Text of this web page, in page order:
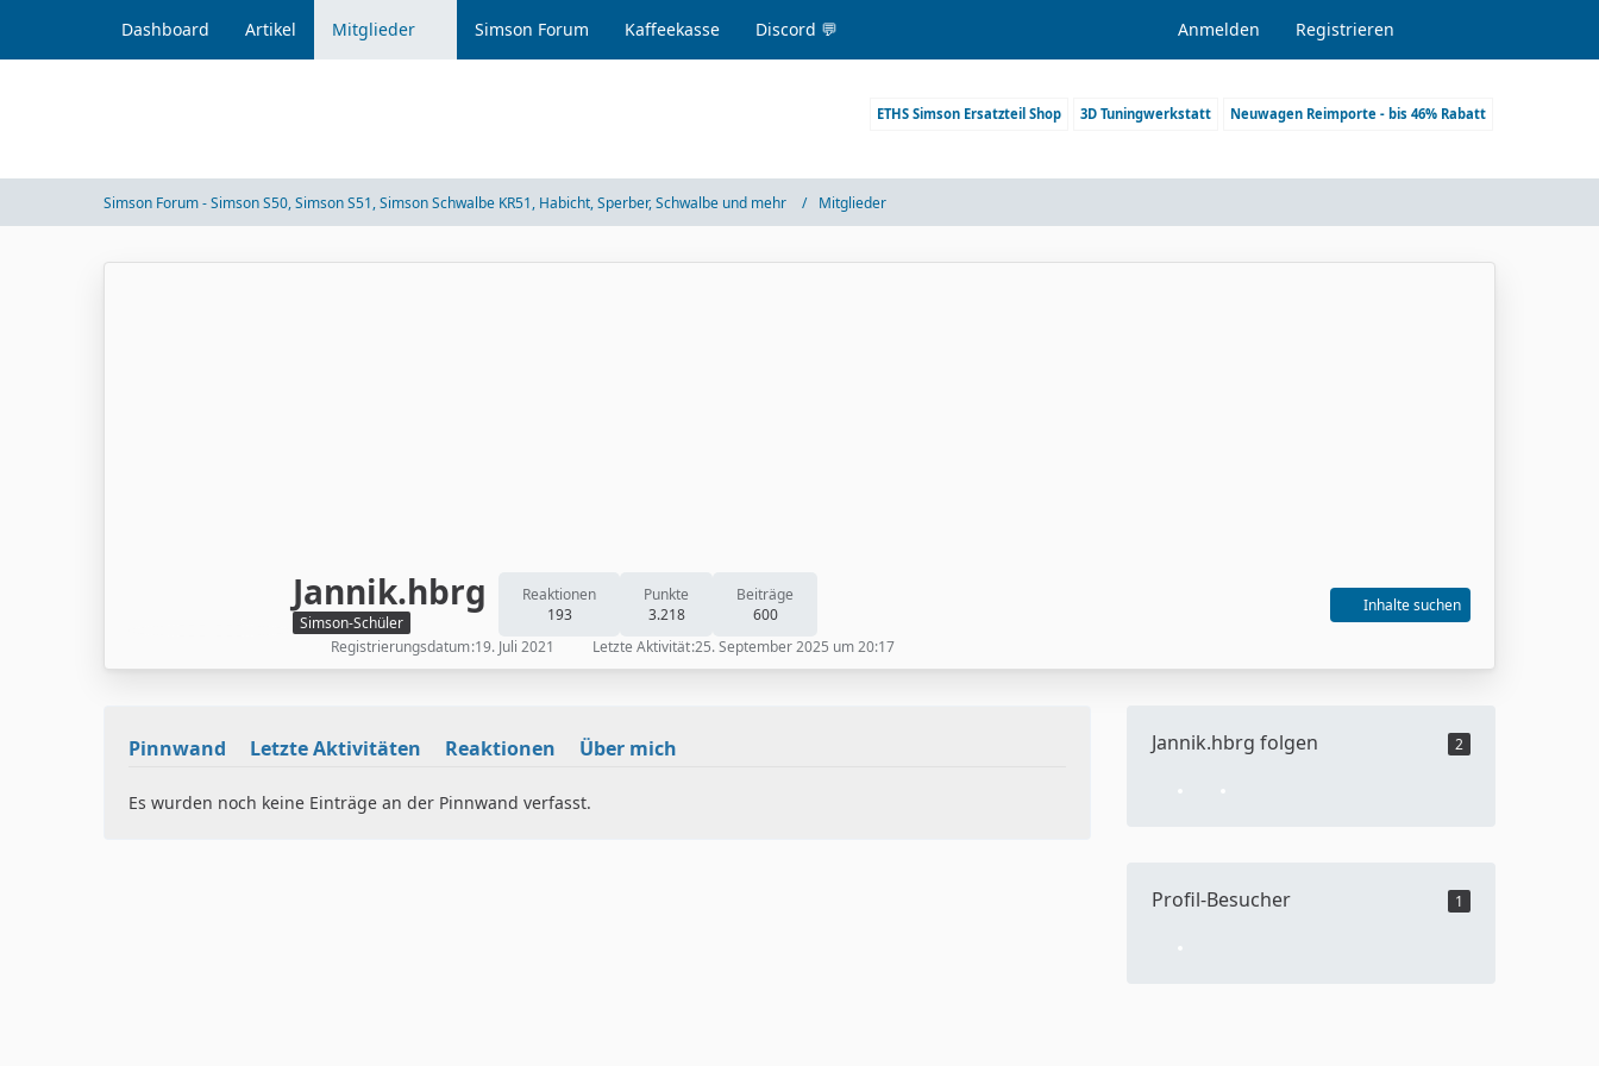
Dashboard Artikel Mitglieder Simson Forum Kaffeekasse Discord 💬 Anmelden Registrieren
ETHS Simson Ersatzteil Shop 3D Tuningwerkstatt Neuwagen Reimporte - bis 46% Rabatt
Simson Forum - Simson S50, Simson S51, Simson Schwalbe KR51, Habicht, Sperber, Schwalbe und mehr Mitglieder
Jannik.hbrg
Simson-Schüler
Reaktionen
193
Punkte
3.218
Beiträge
600
Inhalte suchen
Registrierungsdatum 19. Juli 2021 Letzte Aktivität 25. September 2025 um 20:17
Pinnwand Letzte Aktivitäten Reaktionen Über mich
Es wurden noch keine Einträge an der Pinnwand verfasst.
Jannik.hbrg folgen 2
Profil-Besucher 1